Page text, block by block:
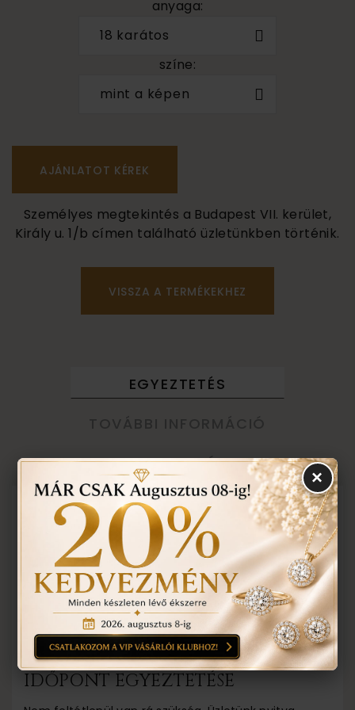
anyaga:
18 karátos
színe:
mint a képen
Személyes megtekintés a Budapest VII. kerület,
Király u. 1/b címen található üzletünkben történik.
VISSZA A TERMÉKEKHEZ
EGYEZTETÉS
TUDNIVALÓK
Eljegyzési gyűrű kollekciónk folyamatosan
változik, így lehetséges, hogy üzletünkben több
eljegyzési gyűrű van raktáron, mint az
oldalunkon. Keressen minket minden eljegyzési
gyűrűvel kapcsolatos kérdésével, szívesen
segítünk! Amennyiben nálunk vásárol
eljegyzési gyűrűt, a majdani karikagyűrű árából
10% kedvezményt adunk!
IDŐPONT EGYEZTETÉSE
×